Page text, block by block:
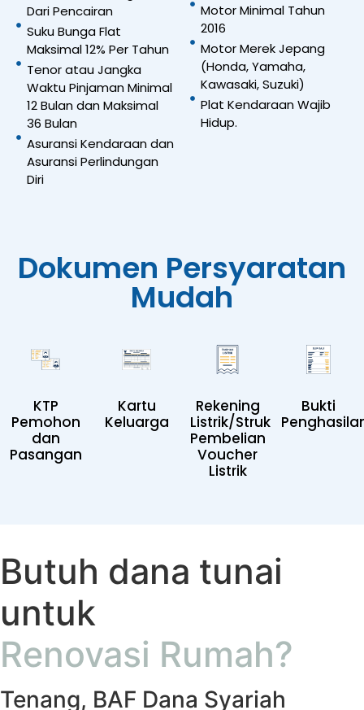
Dari Pencairan
Suku Bunga Flat
Maksimal 12% Per Tahun
Tenor atau Jangka
Waktu Pinjaman Minimal
12 Bulan dan Maksimal
36 Bulan
Asuransi Kendaraan dan
Asuransi Perlindungan
Diri
Motor Minimal Tahun
2016
Motor Merek Jepang
(Honda, Yamaha,
Kawasaki, Suzuki)
Plat Kendaraan Wajib
Hidup.
Dokumen Persyaratan
Mudah
KTP
Pemohon
dan
Pasangan
Kartu
Keluarga
Rekening
Listrik/Struk
Pembelian
Voucher
Listrik
Bukti
Butuh dana tunai
untuk
Renovasi Rumah?
Tenang, BAF Dana Syariah